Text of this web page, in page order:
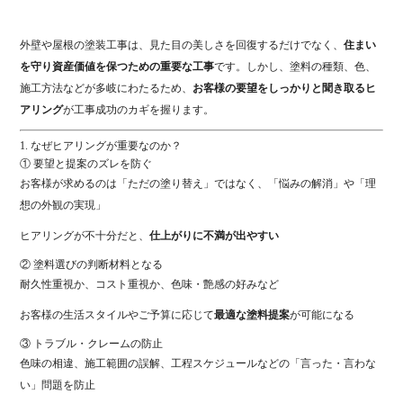
外壁や屋根の塗装工事は、 見た目の美し さ を回復するだけでなく、住まい
を守り資産価値を保つための重要な工事です。 しかし、塗料の種類、色、
施工方法などが多岐にわたるため、 お客様の要望をしっかり と 聞き取る ヒ
アリングが工事成功のカギを握り ます。
1.なぜヒアリングが重要なのか？
①要望 と提案のズレを防ぐ
お客様が求めるのは「ただの塗り替え」ではなく、「悩みの解消」や「理
想の外観の実現」
ヒアリングが不十分だと、仕上がり に不満が出やすい
②塗料選びの判断材料となる
耐久性重視か、 コスト重視か、色味・艶感の好みなど
お客様の生活スタイルやご予算に応じて最適な塗料提案が可能になる
③ トラブル・ クレームの防止
色味の相違、施工範囲の誤解、 工程 スケジュールなどの「言った・言わな
い」問題を防止